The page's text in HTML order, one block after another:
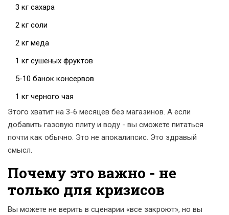
3 кг сахара
2 кг соли
2 кг меда
1 кг сушеных фруктов
5-10 банок консервов
1 кг черного чая
Этого хватит на 3-6 месяцев без магазинов. А если
добавить газовую плиту и воду - вы сможете питаться
почти как обычно. Это не апокалипсис. Это здравый
смысл.
Почему это важно - не
только для кризисов
Вы можете не верить в сценарии «все закроют», но вы